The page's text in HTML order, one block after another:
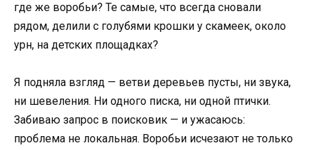
где же воробьи? Те самые, что всегда сновали
рядом, делили с голубями крошки у скамеек, около
урн, на детских площадках?
Я подняла взгляд — ветви деревьев пусты, ни звука,
ни шевеления. Ни одного писка, ни одной птички.
Забиваю запрос в поисковик — и ужасаюсь:
проблема не локальная. Воробьи исчезают не только